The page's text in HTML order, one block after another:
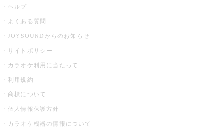
ヘルプ
よくある質問
JOYSOUNDからのお知らせ
サイトポリシー
カラオケ利用に当たって
利用規約
商標について
個人情報保護方針
カラオケ機器の情報について